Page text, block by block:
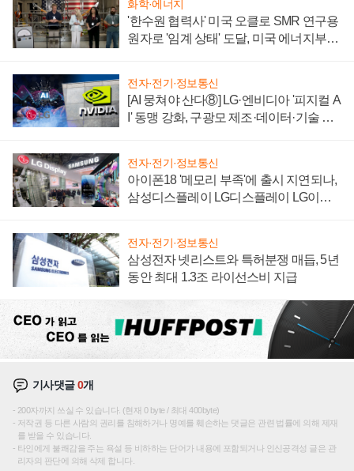
화학·에너지
'한수원 협력사' 미국 오클로 SMR 연구용
원자로 '임계 상태' 도달, 미국 에너지부
전자·전기·정보통신
[AI 뭉쳐야 산다⑧] LG·엔비디아 '피지컬 A
I' 동맹 강화, 구광모 제조·데이터·기술 결
전자·전기·정보통신
아이폰18 '메모리 부족'에 출시 지연되나,
삼성디스플레이 LG디스플레이 LG이노
전자·전기·정보통신
삼성전자 넷리스트와 특허분쟁 매듭, 5년
동안 최대 1.3조 라이선스비 지급
기사댓글0개
200자까지 쓰실 수 있습니다. (현재 0 byte / 최대 400byte)
저작권 등 다른 사람의 권리를 침해하거나 명예를 훼손하는 댓글은 관련 법률에 의해 제재
를 받을 수 있습니다.
타인에게 불쾌감을 주는 욕설 등 비하하는 단어가 내용에 포함되거나 인신공격성 글은 관
리자의 판단에 의해 삭제 합니다.